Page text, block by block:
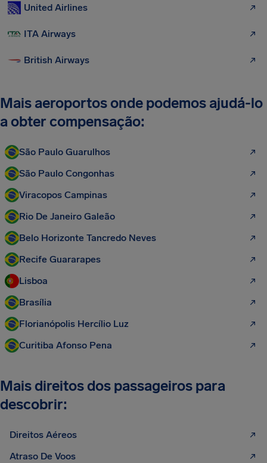
United Airlines
ITA Airways
British Airways
Mais aeroportos onde podemos ajudá-lo
a obter compensação:
São Paulo Guarulhos
São Paulo Congonhas
Viracopos Campinas
Rio De Janeiro Galeão
Belo Horizonte Tancredo Neves
Recife Guararapes
Lisboa
Brasília
Florianópolis Hercílio Luz
Curitiba Afonso Pena
Mais direitos dos passageiros para
descobrir:
Direitos Aéreos
Atraso De Voos